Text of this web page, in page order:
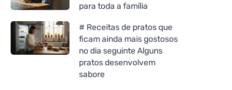
para toda a família
# Receitas de pratos que
ficam ainda mais gostosos
no dia seguinte Alguns
pratos desenvolvem
sabore